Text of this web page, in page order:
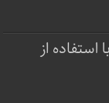
استفاده از